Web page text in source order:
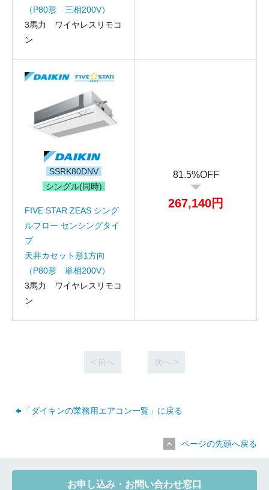
（P80形 三相200V）
3馬力 ワイヤレスリモコ
ン
SSRK80DNV
シングル(同時)
FIVE STAR ZEAS シング
ルフロー センシングタイ
プ
天井カセット形1方向
（P80形 単相200V）
3馬力 ワイヤレスリモコ
ン
81.5%OFF
267,140円
< 前へ 次へ >
「ダイキンの業務用エアコン一覧」に戻る
ページの先頭へ戻る
お申し込み・お問い合わせ窓口